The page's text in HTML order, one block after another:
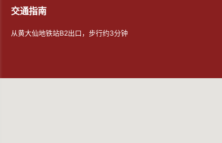
交通指南
从黄大仙地铁站B2出口，步行约3分钟